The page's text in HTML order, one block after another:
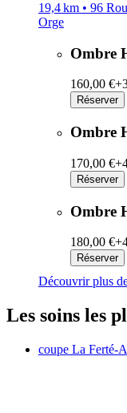
19,4 km • 96
Orge
Ombre
160,00 €+
Réserver
Ombre
170,00 €+
Réserver
Ombre
180,00 €+
Réserver
Découvrir plus
Les soins les
coupe La Ferté-